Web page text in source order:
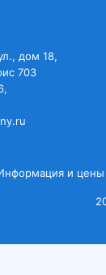
дом 18,
703
и цены